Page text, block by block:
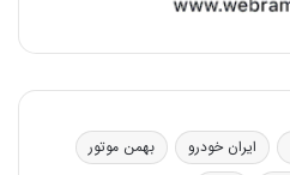
ایران خودرو
بهمن موتور